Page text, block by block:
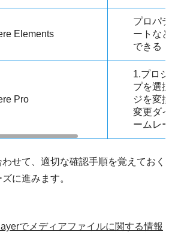
Elements
プロパテ
ートなど
できる
Pro
1.プロジ
プを選択
ジを変換
変更ダイ
ームレー
せて、適切な確認手順を覚えておく
に進みます。
でメディアファイルに関する情報